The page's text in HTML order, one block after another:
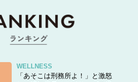
WELLNESS
「あそこは刑務所よ！」と激怒